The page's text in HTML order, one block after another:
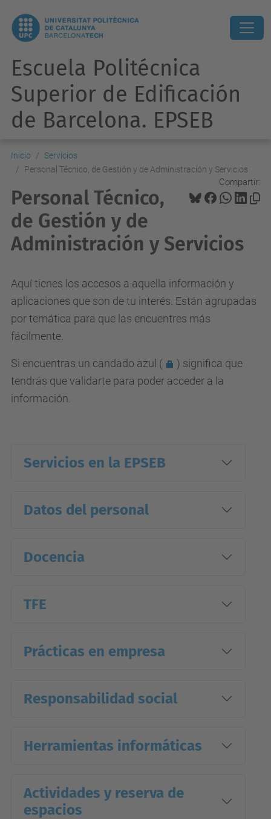
Escuela Politécnica
Superior de Edificación
de Barcelona. EPSEB
Inicio
Servicios
Personal Técnico, de Gestión y de Administración y Servicios
Compartir:
Personal Técnico,
de Gestión y de
Administración y Servicios
Aquí tienes los accesos a aquella información y
aplicaciones que son de tu interés. Están agrupadas
por temática para que las encuentres más
fácilmente.
Si encuentras un candado azul (
) significa que
tendrás que validarte para poder acceder a la
información.
Servicios en la EPSEB
Datos del personal
Docencia
TFE
Prácticas en empresa
Responsabilidad social
Herramientas informáticas
Actividades y reserva de
espacios